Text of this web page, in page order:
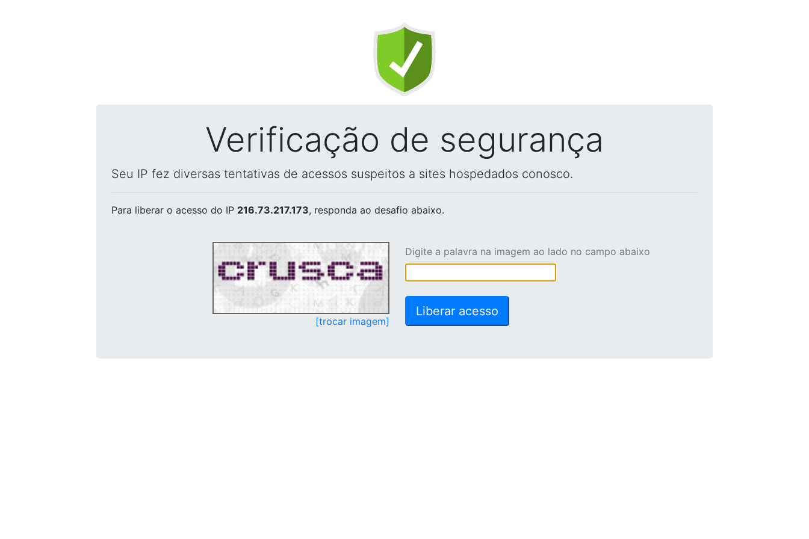
Verificação de segurança
Seu IP fez diversas tentativas de acessos suspeitos a sites hospedados conosco.
Para liberar o acesso do IP 216.73.217.173, responda ao desafio abaixo.
[trocar imagem]
Digite a palavra na imagem ao lado no campo abaixo